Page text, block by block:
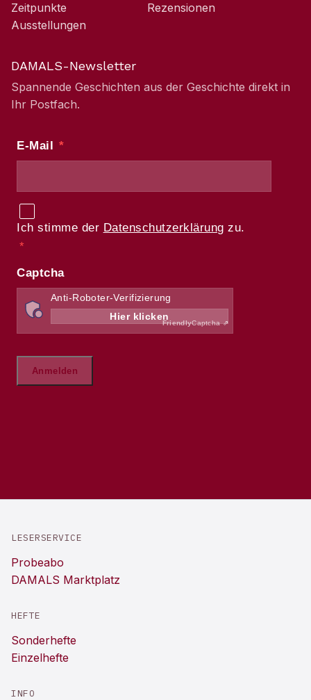
Zeitpunkte
Ausstellungen
Rezensionen
DAMALS-Newsletter
Spannende Geschichten aus der Geschichte direkt in
Ihr Postfach.
LESERSERVICE
Probeabo
DAMALS Marktplatz
HEFTE
Sonderhefte
Einzelhefte
INFO